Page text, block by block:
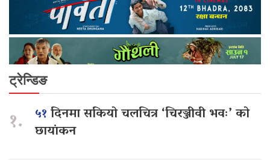
ट्रेन्डिङ
१. ५१दिनमा सकियो चलचित्र ‘चिरञ्जीवी भवः’ को
छायांकन